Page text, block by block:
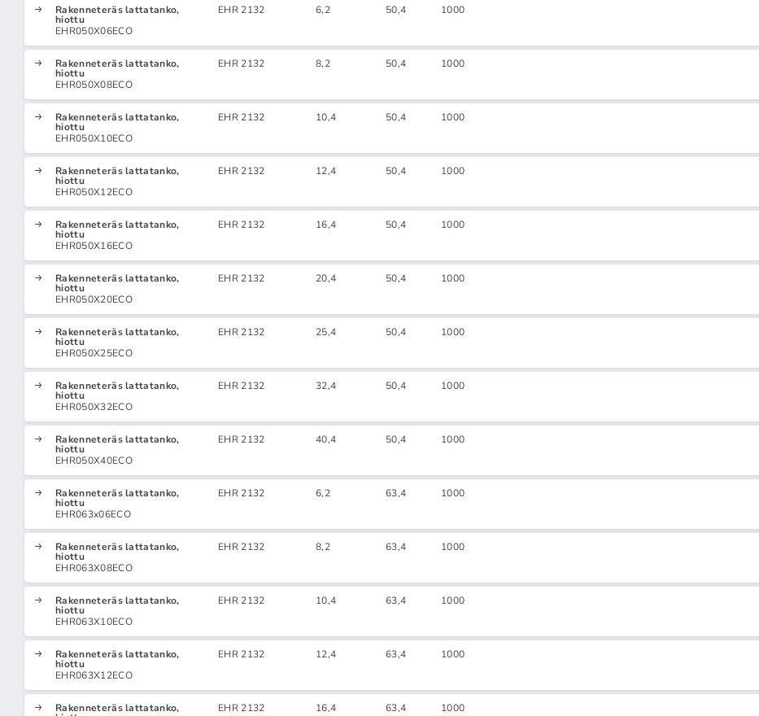
Rakenneteräs lattatanko,
hiottu
EHR050X06ECO
EHR 2132 6,2 50,4 1000
Rakenneteräs lattatanko,
hiottu
EHR050X08ECO
EHR 2132 8,2 50,4 1000
Rakenneteräs lattatanko,
hiottu
EHR050X10ECO
EHR 2132 10,4 50,4 1000
Rakenneteräs lattatanko,
hiottu
EHR050X12ECO
EHR 2132 12,4 50,4 1000
Rakenneteräs lattatanko,
hiottu
EHR050X16ECO
EHR 2132 16,4 50,4 1000
Rakenneteräs lattatanko,
hiottu
EHR050X20ECO
EHR 2132 20,4 50,4 1000
Rakenneteräs lattatanko,
hiottu
EHR050X25ECO
EHR 2132 25,4 50,4 1000
Rakenneteräs lattatanko,
hiottu
EHR050X32ECO
EHR 2132 32,4 50,4 1000
Rakenneteräs lattatanko,
hiottu
EHR050X40ECO
EHR 2132 40,4 50,4 1000
Rakenneteräs lattatanko,
hiottu
EHR063x06ECO
EHR 2132 6,2 63,4 1000
Rakenneteräs lattatanko,
hiottu
EHR063X08ECO
EHR 2132 8,2 63,4 1000
Rakenneteräs lattatanko,
hiottu
EHR063X10ECO
EHR 2132 10,4 63,4 1000
Rakenneteräs lattatanko,
hiottu
EHR063X12ECO
EHR 2132 12,4 63,4 1000
Rakenneteräs lattatanko, EHR 2132 16,4 63,4 1000